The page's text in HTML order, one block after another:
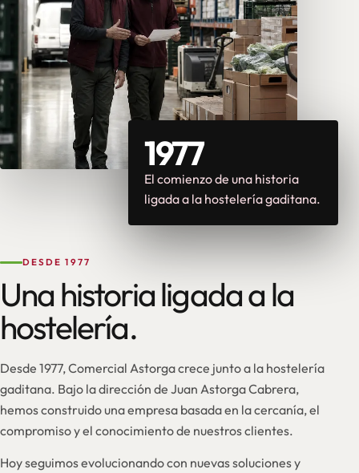
1977
El comienzo de una historia
ligada a la hostelería gaditana.
DESDE 1977
Una historia ligada a la
hostelería.
Desde 1977, Comercial Astorga crece junto a la hostelería
gaditana. Bajo la dirección de Juan Astorga Cabrera,
hemos construido una empresa basada en la cercanía, el
compromiso y el conocimiento de nuestros clientes.
Hoy seguimos evolucionando con nuevas soluciones y